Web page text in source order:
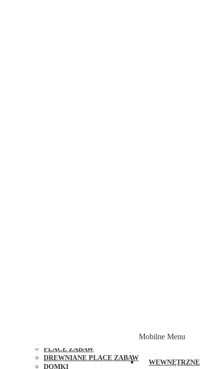
PLACE ZABAW
DREWNIANE PLACE ZABAW
DOMKI
Mobilne Menu
WEWNĘTRZNE